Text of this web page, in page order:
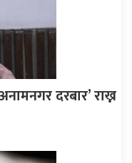
दरबार’ राख्न